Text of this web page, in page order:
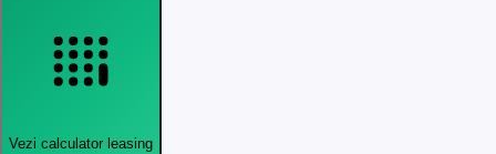
Vezi calculator leasing